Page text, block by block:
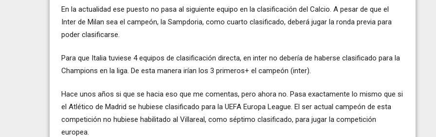
En la actualidad ese puesto no pasa al siguiente equipo en la clasificación del Calcio. A pesar de que el
Inter de Milan sea el campeón, la Sampdoria, como cuarto clasificado, deberá jugar la ronda previa para
poder clasificarse.
Para que Italia tuviese 4 equipos de clasificación directa, en inter no debería de haberse clasificado para la
Champions en la liga. De esta manera irían los 3 primeros+ el campeón (inter).
Hace unos años si que se hacia eso que me comentas, pero ahora no. Pasa exactamente lo mismo que si
el Atlético de Madrid se hubiese clasificado para la UEFA Europa League. El ser actual campeón de esta
competición no hubiese habilitado al Villareal, como séptimo clasificado, para jugar la competición
europea.